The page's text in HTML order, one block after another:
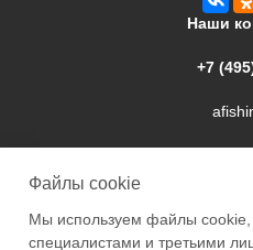
Наши
+7
Файлы cookie
Мы используем файлы
специалистами и третьими